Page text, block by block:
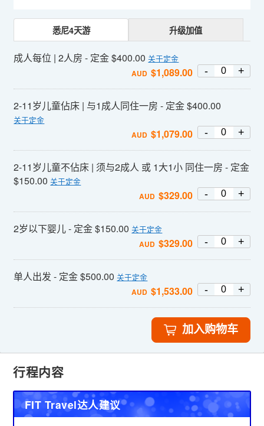
悉尼4天游 升级加值
成人每位 | 2人房 - 定金 $400.00 关于定金
AUD $1,089.00 - +
2-11岁儿童佔床 | 与1成人同住一房 - 定金 $400.00
关于定金
AUD $1,079.00 - +
2-11岁儿童不佔床 | 须与2成人 或 1大1小 同住一房 - 定金
$150.00 关于定金
AUD $329.00 - +
2岁以下婴儿 - 定金 $150.00 关于定金
AUD $329.00 - +
单人出发 - 定金 $500.00 关于定金
AUD $1,533.00 - +
加入购物车
行程内容
FIT Travel达人建议